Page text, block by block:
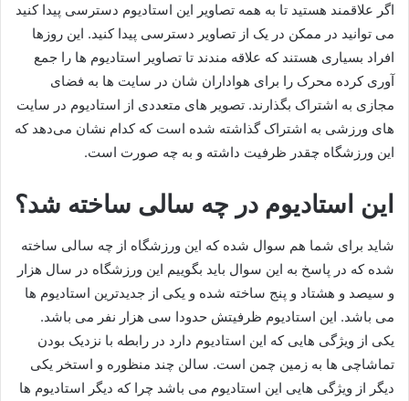
اگر علاقمند هستید تا به همه تصاویر این استادیوم دسترسی پیدا کنید
می توانید در ممکن در یک از تصاویر دسترسی پیدا کنید. این روزها
افراد بسیاری هستند که علاقه مندند تا تصاویر استادیوم ها را جمع
آوری کرده محرک را برای هواداران شان در سایت ها به فضای
مجازی به اشتراک بگذارند. تصویر های متعددی از استادیوم در سایت
های ورزشی به اشتراک گذاشته شده است که کدام نشان می‌دهد که
این ورزشگاه چقدر ظرفیت داشته و به چه صورت است.
این استادیوم در چه سالی ساخته شد؟
شاید برای شما هم سوال شده که این ورزشگاه از چه سالی ساخته
شده که در پاسخ به این سوال باید بگوییم این ورزشگاه در سال هزار
و سیصد و هشتاد و پنج ساخته شده و یکی از جدیدترین استادیوم ها
می باشد. این استادیوم ظرفیتش حدودا سی هزار نفر می باشد.
یکی از ویژگی هایی که این استادیوم دارد در رابطه با نزدیک بودن
تماشاچی ها به زمین چمن است. سالن چند منظوره و استخر یکی
دیگر از ویژگی هایی این استادیوم می باشد چرا که دیگر استادیوم ها